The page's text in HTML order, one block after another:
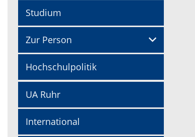
Studium
Zur Person
Hochschulpolitik
UA Ruhr
International